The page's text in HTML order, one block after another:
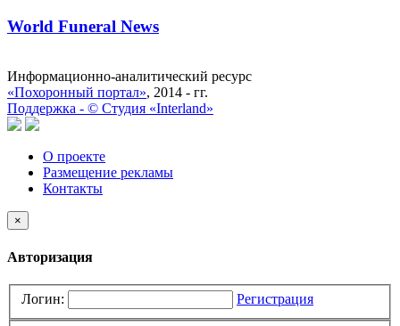
World Funeral News
Информационно-аналитический ресурс
«Похоронный портал», 2014 - гг.
Поддержка - © Cтудия «Interland»
О проекте
Размещение рекламы
Контакты
×
Авторизация
Логин: Регистрация